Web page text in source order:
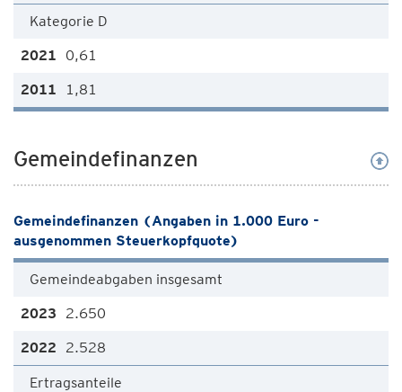
Kategorie D
0,61
1,81
Gemeindefinanzen
Gemeindefinanzen (Angaben in 1.000 Euro -
ausgenommen Steuerkopfquote)
Gemeindeabgaben insgesamt
2.650
2.528
Ertragsanteile